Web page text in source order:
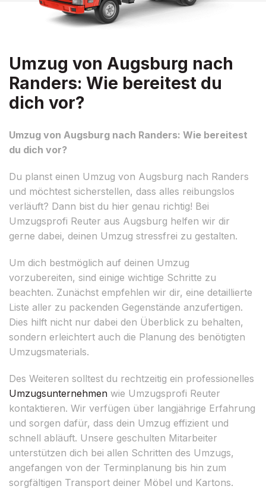
Umzug von Augsburg nach
Randers: Wie bereitest du
dich vor?
Umzug von Augsburg nach Randers: Wie bereitest
du dich vor?
Du planst einen Umzug von Augsburg nach Randers
und möchtest sicherstellen, dass alles reibungslos
verläuft? Dann bist du hier genau richtig! Bei
Umzugsprofi Reuter aus Augsburg helfen wir dir
gerne dabei, deinen Umzug stressfrei zu gestalten.
Um dich bestmöglich auf deinen Umzug
vorzubereiten, sind einige wichtige Schritte zu
beachten. Zunächst empfehlen wir dir, eine detaillierte
Liste aller zu packenden Gegenstände anzufertigen.
Dies hilft nicht nur dabei den Überblick zu behalten,
sondern erleichtert auch die Planung des benötigten
Umzugsmaterials.
Des Weiteren solltest du rechtzeitig ein professionelles
Umzugsunternehmen wie Umzugsprofi Reuter
kontaktieren. Wir verfügen über langjährige Erfahrung
und sorgen dafür, dass dein Umzug effizient und
schnell abläuft. Unsere geschulten Mitarbeiter
unterstützen dich bei allen Schritten des Umzugs,
angefangen von der Terminplanung bis hin zum
sorgfältigen Transport deiner Möbel und Kartons.